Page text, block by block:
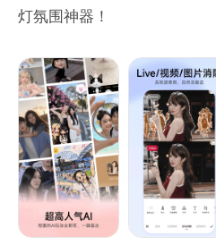
灯氛围神器！
专业滤镜调色工具，应对不
【AI闪光灯】夜拍不怕暗，
动提亮肤色。昏暗环境也能
【人像美容】面部丰盈、瘦
形、面部重塑…像素级美容精
【拼图神器】海量风格模板
速拼图，一键高清导出！